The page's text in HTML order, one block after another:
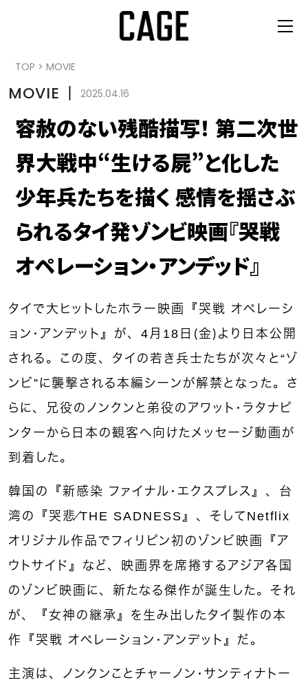
TOP > MOVIE
MOVIE 丨 2025.04.16
容赦のない残酷描写！ 第二次世
界大戦中“生ける屍”と化した
少年兵たちを描く 感情を揺さぶ
られるタイ発ゾンビ映画『哭戦
オペレーション・アンデッド』
タイで大ヒットしたホラー映画『哭戦 オペレーシ
ョン・アンデット』が、4月18日（金）より日本公開
される。この度、タイの若き兵士たちが次々と“ゾ
ンビ”に襲撃される本編シーンが解禁となった。さ
らに、兄役のノンクンと弟役のアワット・ラタナピ
ンターから日本の観客へ向けたメッセージ動画が
到着した。
韓国の『新感染 ファイナル・エクスプレス』、台
湾の『哭悲／THE SADNESS』、そしてNetflix
オリジナル作品でフィリピン初のゾンビ映画『ア
ウトサイド』など、映画界を席捲するアジア各国
のゾンビ映画に、新たなる傑作が誕生した。それ
が、『女神の継承』を生み出したタイ製作の本
作『哭戦 オペレーション・アンデット』だ。
主演は、ノンクンことチャーノン・サンティナトー